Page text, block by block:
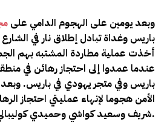
وبعد يومين على الهجوم الدامي على
باريس وغداة تبادل إطلاق نار في
أخذت عملية مطاردة المشتبه بهم
عندما عمدوا إلى احتجاز رهائن في
باريس وفي متجر يهودي في باريس.
الأمن هجوما لإنهاء عمليتي احتجاز
شريف وسعيد كواشي وحميدي.